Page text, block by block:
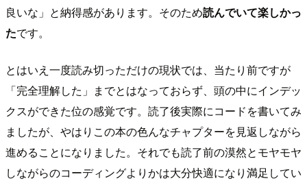
良いな」と納得感があります。そのため読んでいて楽しかっ
たです。
とはいえ一度読み切っただけの現状では、当たり前ですが
「完全理解した」までとはなっておらず、頭の中にインデッ
クスができた位の感覚です。読了後実際にコードを書いてみ
ましたが、やはりこの本の色んなチャプターを見返しながら
進めることになりました。それでも読了前の漠然とモヤモヤ
しながらのコーディングよりかは大分快適になり満足してい